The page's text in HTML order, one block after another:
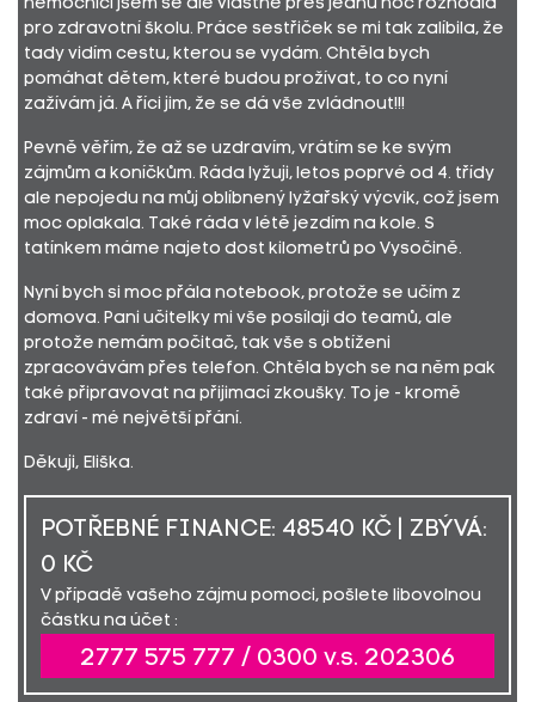
nemocnici jsem se ale vlastně přes jednu noc rozhodla
pro zdravotní školu. Práce sestřiček se mi tak zalíbila, že
tady vidím cestu, kterou se vydám. Chtěla bych
pomáhat dětem, které budou prožívat, to co nyní
zažívám já. A říci jim, že se dá vše zvládnout!!!
Pevně věřím, že až se uzdravím, vrátím se ke svým
zájmům a koníčkům. Ráda lyžuji, letos poprvé od 4. třídy
ale nepojedu na můj oblíbnený lyžařský výcvik, což jsem
moc oplakala. Také ráda v létě jezdím na kole. S
tatínkem máme najeto dost kilometrů po Vysočině.
Nyní bych si moc přála notebook, protože se učím z
domova. Pani učitelky mi vše posílaji do teamů, ale
protože nemám počitač, tak vše s obtíženi
zpracovávám přes telefon. Chtěla bych se na něm pak
také připravovat na přijimací zkoušky. To je - kromě
zdraví - mé největší přání.
Děkuji, Eliška.
POTŘEBNÉ FINANCE: 48540 KČ | ZBÝVÁ:
0 KČ
V případě vašeho zájmu pomoci, pošlete libovolnou
částku na účet :
2777 575 777 / 0300 v.s. 202306